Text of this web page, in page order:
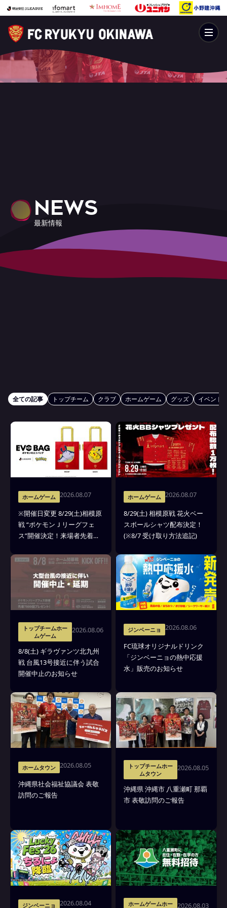
NEWS
最新情報
全ての記事 トップチーム クラブ ホームゲーム グッズ イベント
ホームゲーム 2026.08.07
※開催日変更 8/29(土)相模原
戦 “ポケモンＪリーグフェ
ス”開催決定！来場者先着
ンのエコバッグ)をプレゼン
ホームゲーム 2026.08.07
8/29(土) 相模原戦 花火ベー
スボールシャツ配布決定！
(※8/7 受け取り方法追記)
トップチームホー
ムゲーム
2026.08.06
8/8(土) ギラヴァンツ北九州
戦 台風13号接近に伴う試合
開催中止のお知らせ
ジンベーニョ 2026.08.06
FC琉球オリジナルドリンク
「ジンベーニョの熱中応援
水」販売のお知らせ
ホームタウン 2026.08.05
沖縄県社会福祉協議会 表敬
訪問のご報告
トップチームホー
ムタウン
2026.08.05
沖縄県 沖縄市 八重瀬町 那覇
市 表敬訪問のご報告
ジンベーニョ 2026.08.04
ホームゲームホー 2026.08.03